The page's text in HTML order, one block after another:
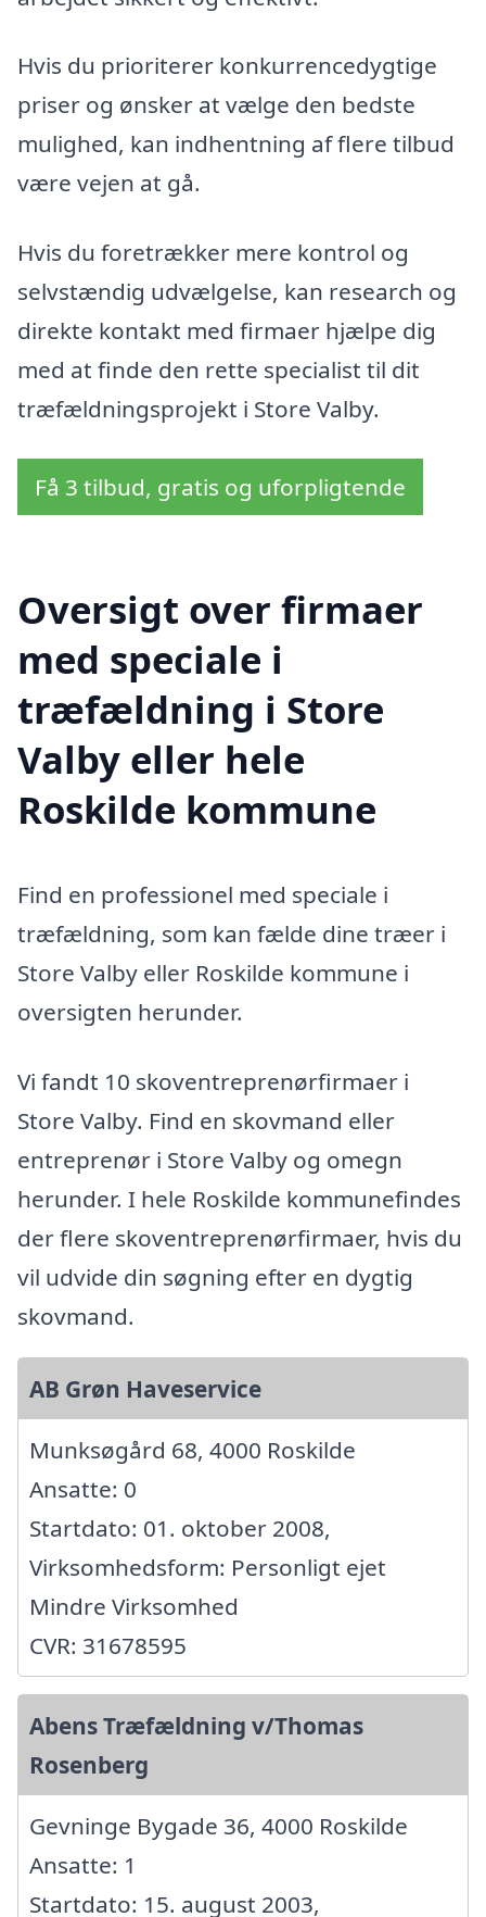
Hvis du prioriterer konkurrencedygtige
priser og ønsker at vælge den bedste
mulighed, kan indhentning af flere tilbud
være vejen at gå.
Hvis du foretrækker mere kontrol og
selvstændig udvælgelse, kan research og
direkte kontakt med firmaer hjælpe dig
med at finde den rette specialist til dit
træfældningsprojekt i Store Valby.
Få 3 tilbud, gratis og uforpligtende
Oversigt over firmaer
med speciale i
træfældning i Store
Valby eller hele
Roskilde kommune
Find en professionel med speciale i
træfældning, som kan fælde dine træer i
Store Valby eller Roskilde kommune i
oversigten herunder.
Vi fandt 10 skoventreprenørfirmaer i
Store Valby. Find en skovmand eller
entreprenør i Store Valby og omegn
herunder. I hele Roskilde kommunefindes
der flere skoventreprenørfirmaer, hvis du
vil udvide din søgning efter en dygtig
skovmand.
AB Grøn Haveservice
Munksøgård 68, 4000 Roskilde
Ansatte: 0
Startdato: 01. oktober 2008,
Virksomhedsform: Personligt ejet
Mindre Virksomhed
CVR: 31678595
Abens Træfældning v/Thomas
Rosenberg
Gevninge Bygade 36, 4000 Roskilde
Ansatte: 1
Startdato: 15. august 2003,